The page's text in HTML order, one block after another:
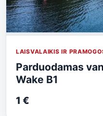
LAISVALAIKIS IR
Parduodamas
Wake B1
1 €